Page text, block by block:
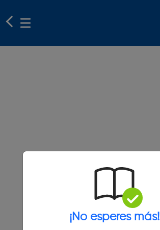
¡No esperes más!